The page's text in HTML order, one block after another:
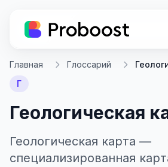
Главная Глоссарий
Г
Геологическая
Геологическая карта —
специализированная